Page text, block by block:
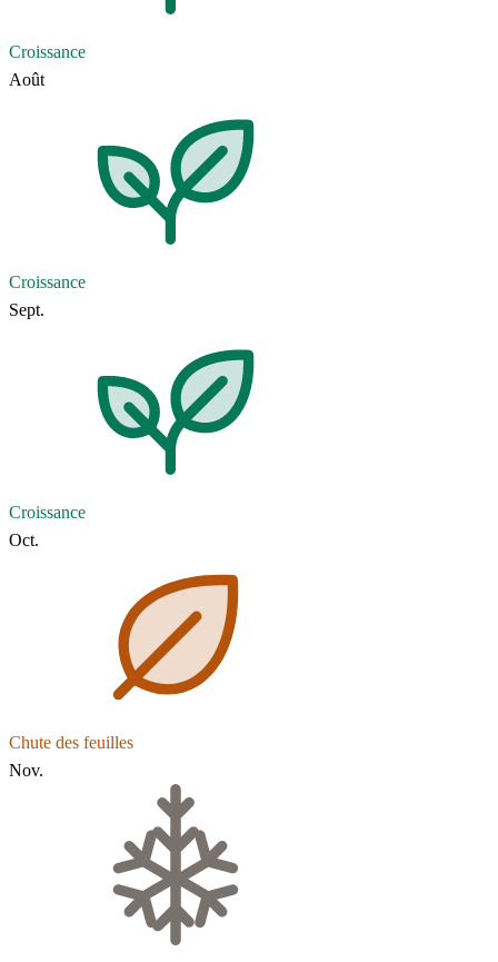
Croissance
Août
Croissance
Sept.
Croissance
Oct.
Chute des feuilles
Nov.